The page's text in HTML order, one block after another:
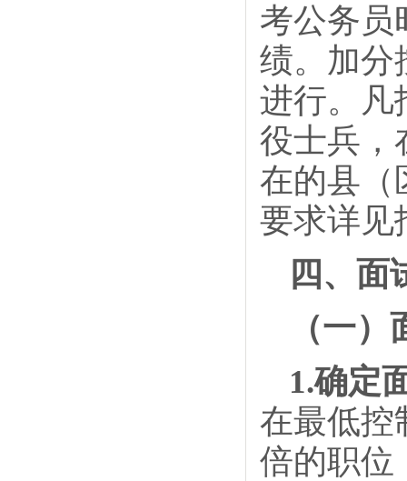
考公务员
绩。加分
进行。凡
役士兵，
在的县（
要求详见
四、面
（一
1.确定
在最低控
倍的职位